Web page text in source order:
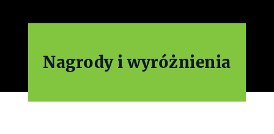
Nagrody i wyróżnienia